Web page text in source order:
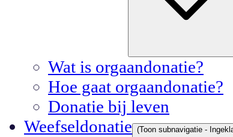
Wat is orgaandonatie?
Hoe gaat orgaandonatie?
Donatie bij leven
Weefseldonatie (Toon subnavigatie -